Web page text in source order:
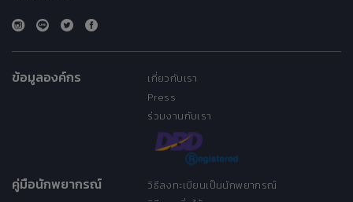
ข้อมูลองค์กร
เกี่ยวกับเรา
Press
ร่วมงานกับเรา
คู่มือนักพยากรณ์
วิธีลงทะเบียนเป็นนักพยากรณ์